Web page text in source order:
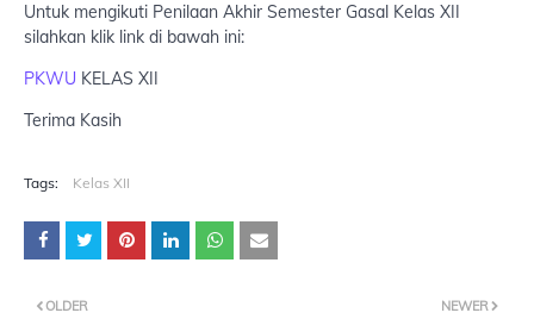
Untuk mengikuti Penilaan Akhir Semester Gasal Kelas XII
silahkan klik link di bawah ini:
PKWU KELAS XII
Terima Kasih
Tags: Kelas XII
NEWER
OLDER